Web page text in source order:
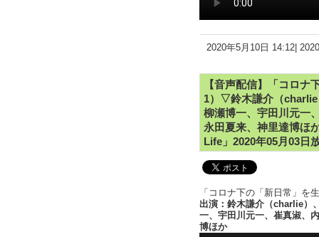
2020年5月10日 14:12|
【音声配信】「コロナ
1）▽鈴木謙介（charlie
柳瀬博一、宇田川元一
永田夏来、神里達博ほ
Life」2020年05月03日
「コロナ下の「新日常」を
出演：鈴木謙介（charlie）
一、宇田川元一、崔真淑、
博ほか